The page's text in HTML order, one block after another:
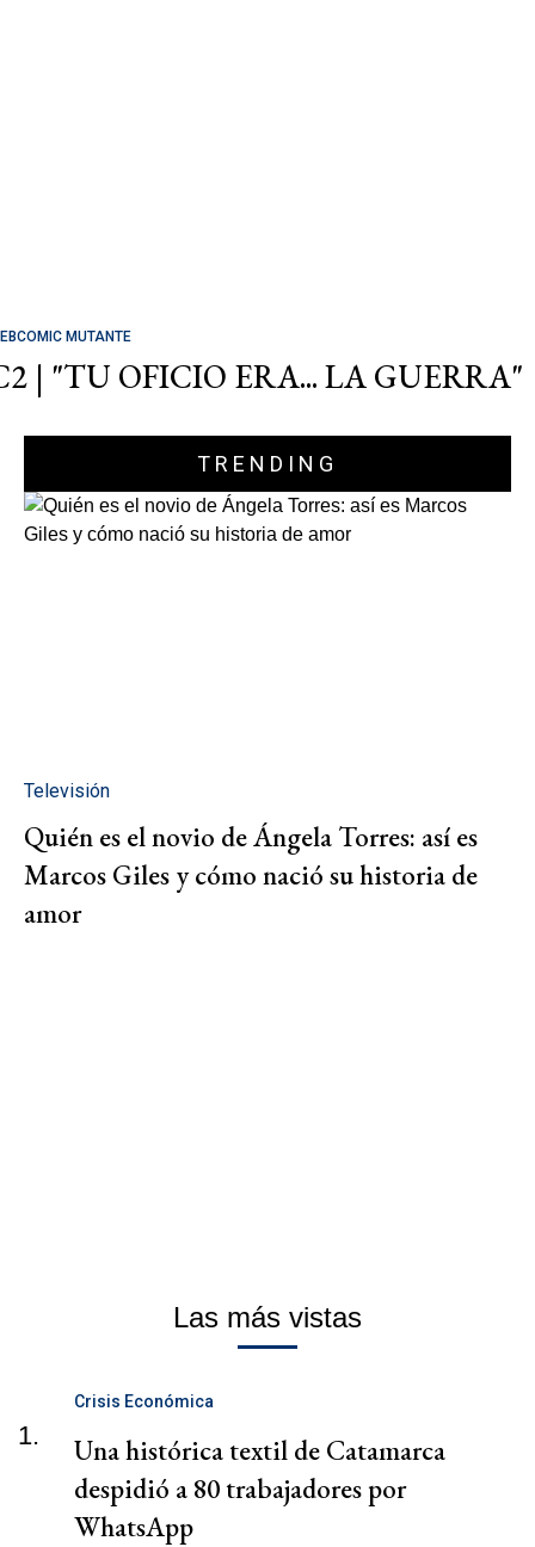
MUTANTE
| "TU OFICIO ERA... LA GUERRA"
TRENDING
Televisión
Quién es el novio de Ángela Torres: así es
Marcos Giles y cómo nació su historia de
amor
Las más vistas
1.
Crisis Económica
Una histórica textil de Catamarca
despidió a 80 trabajadores por
WhatsApp